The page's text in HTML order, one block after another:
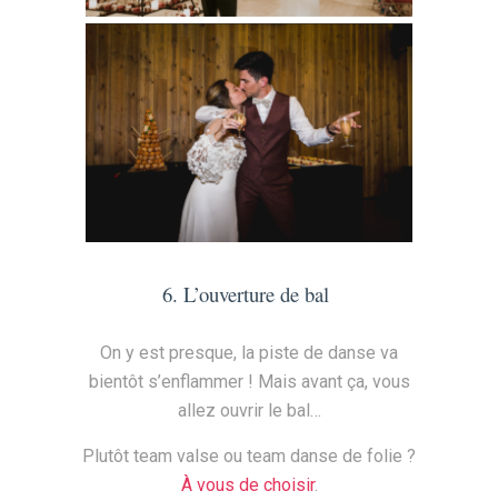
6. L’ouverture de bal
On y est presque, la piste de danse va
bientôt s’enflammer ! Mais avant ça, vous
allez ouvrir le bal…
Plutôt team valse ou team danse de folie ?
À vous de choisir.